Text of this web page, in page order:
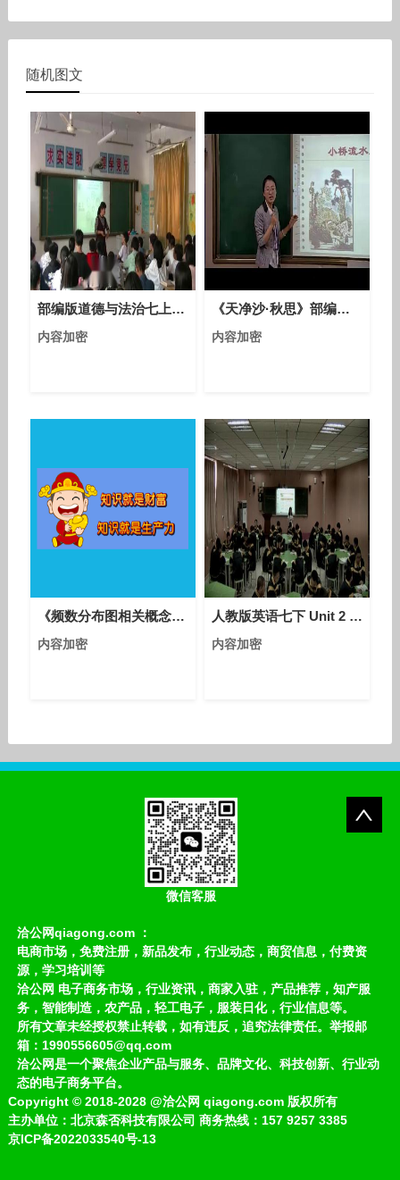
随机图文
部编版道德与法治七上4.1《和朋友在一起》课堂教学视频实录-牛敏
内容加密
《天净沙·秋思》部编版初中语文七年级上册优质课视频-执教老师：李秀玲
内容加密
《频数分布图相关概念》优质课教学视频实录-人教版初中数学七年级下册
内容加密
人教版英语七下 Unit 2 Section A（2a-3c）课堂视频实录（李桂华）
内容加密
微信客服
洽公网qiagong.com ：
电商市场，免费注册，新品发布，行业动态，商贸信息，付费资
源，学习培训等
洽公网 电子商务市场，行业资讯，商家入驻，产品推荐，知产服
务，智能制造，农产品，轻工电子，服装日化，行业信息等。
所有文章未经授权禁止转载，如有违反，追究法律责任。举报邮
箱：1990556605@qq.com
洽公网是一个聚焦企业产品与服务、品牌文化、科技创新、行业动
态的电子商务平台。
Copyright ©2018-2028 @洽公网 qiagong.com 版权所有
主办单位：北京森否科技有限公司 商务热线：157 9257 3385
京ICP备2022033540号-13